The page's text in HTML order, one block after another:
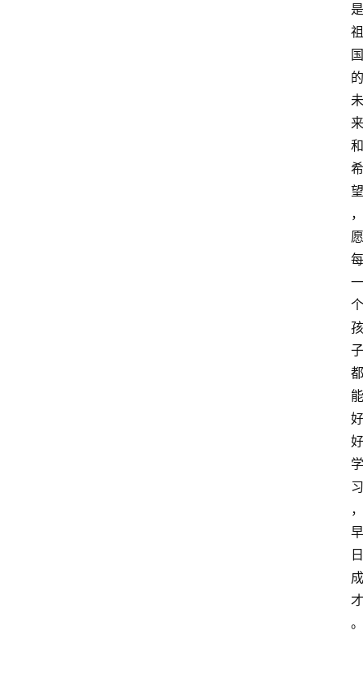
是
祖
国
的
未
来
和
希
望
，
愿
每
一
个
孩
子
都
能
好
好
学
习
，
早
日
成
才
。